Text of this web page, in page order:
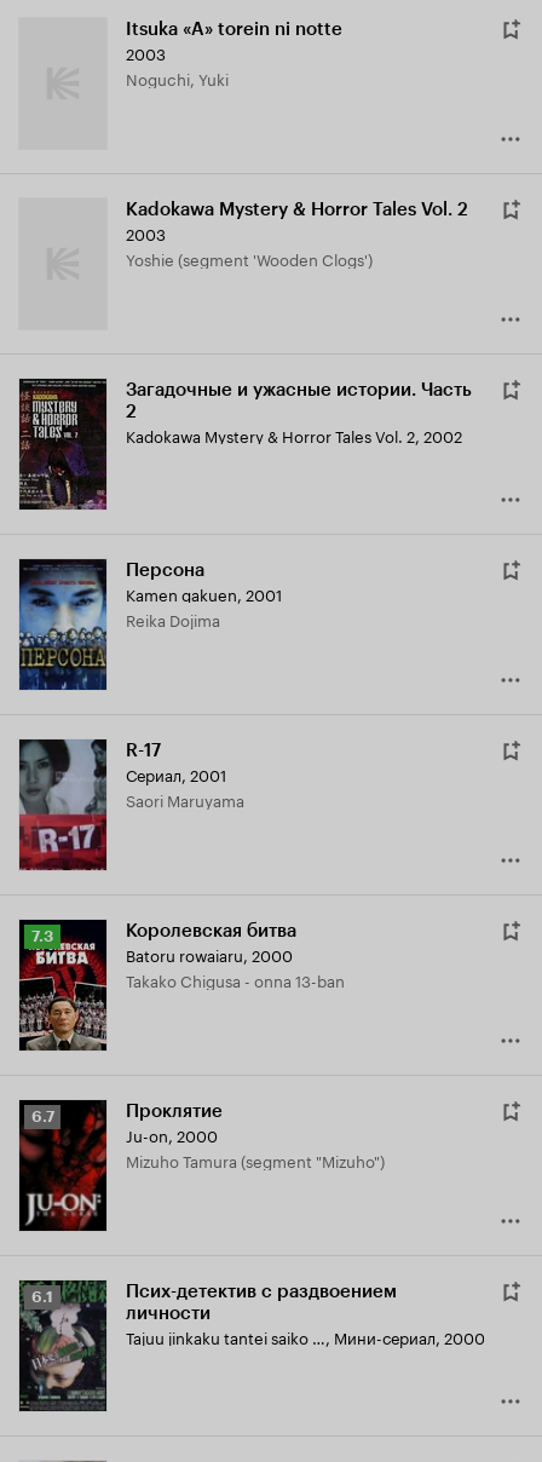
Itsuka «A» torein ni notte
2003
Noguchi, Yuki
Kadokawa Mystery & Horror Tales Vol. 2
2003
Yoshie (segment 'Wooden Clogs')
Загадочные и ужасные истории. Часть
2
Kadokawa Mystery & Horror Tales Vol. 2, 2002
Персона
Kamen gakuen, 2001
Reika Dojima
R-17
Сериал, 2001
Saori Maruyama
Рейтинг
Кинопоиска
7.3
7.3 Королевская битва
Batoru rowaiaru, 2000
Takako Chigusa - onna 13-ban
Рейтинг
Кинопоиска
6.7
6.7 Проклятие
Ju-on, 2000
Mizuho Tamura (segment "Mizuho")
Рейтинг
Кинопоиска
6.1
6.1
Псих-детектив с раздвоением
личности
Tajuu jinkaku tantei saiko - Amamiya Kazuhiko no kikan, Мини-сериал, 2000